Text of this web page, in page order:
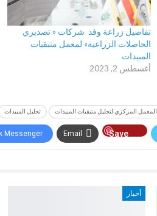
تفاصيل زراعة وفد شركات « تصديري
الحاصلات الزراعية» لمعمل متبقيات
المبيدات
أغسطس 2, 2023
المعمل المركزي لتحليل متبقيات المبيدات تحليل المبيدات
Save
Email
Messenger
أخبار